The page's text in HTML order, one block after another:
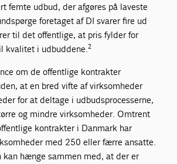
femte udbud, der afgøres på laveste
foretaget af DI svarer fire ud
til det offentlige, at pris fylder for
kvalitet i udbuddene.2
om de offentlige kontrakter
at en bred vifte af virksomheder
for at deltage i udbudsprocesserne,
og mindre virksomheder. Omtrent
kontrakter i Danmark har
med 250 eller færre ansatte.
kan hænge sammen med, at der er